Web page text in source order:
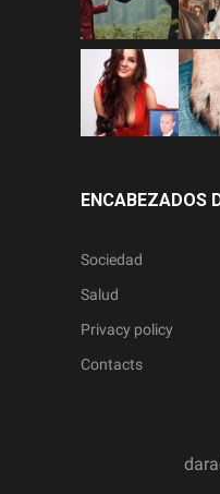
ENCABEZADOS
Sociedad
Salud
Privacy policy
Contacts